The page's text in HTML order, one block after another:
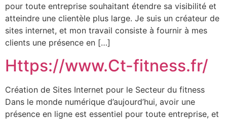
pour toute entreprise souhaitant étendre sa visibilité et
atteindre une clientèle plus large. Je suis un créateur de
sites internet, et mon travail consiste à fournir à mes
clients une présence en […]
Https://www.Ct-fitness.fr/
Création de Sites Internet pour le Secteur du fitness
Dans le monde numérique d’aujourd’hui, avoir une
présence en ligne est essentiel pour toute entreprise, et